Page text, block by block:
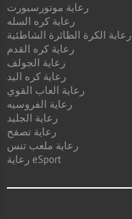
رعاية موتورسبورت
رعاية كره السله
رعاية الكرة الطائرة الشاطئية
رعاية كره القدم
رعاية الجولف
رعاية كره اليد
رعاية العاب القوي
رعاية الفروسيه
رعاية الجليد
رعاية تصفح
رعاية ملعب تنس
رعاية eSport